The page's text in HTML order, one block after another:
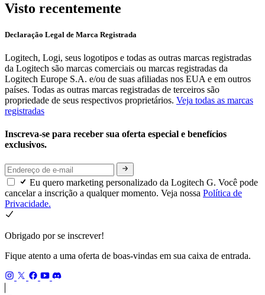
Visto recentemente
Declaração Legal de Marca Registrada
Logitech, Logi, seus logotipos e todas as outras marcas registradas
da Logitech são marcas comerciais ou marcas registradas da
Logitech Europe S.A. e/ou de suas afiliadas nos EUA e em outros
países. Todas as outras marcas registradas de terceiros são
propriedade de seus respectivos proprietários. Veja todas as marcas
registradas
Inscreva-se para receber sua oferta especial e benefícios
exclusivos.
Eu quero marketing personalizado da Logitech G. Você pode
cancelar a inscrição a qualquer momento. Veja nossa Política de
Privacidade.
Obrigado por se inscrever!
Fique atento a uma oferta de boas-vindas em sua caixa de entrada.